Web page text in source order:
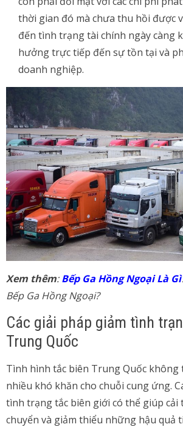
thời gian đó mà chưa thu hồi được
đến tình trạng tài chính ngày càng
hưởng trực tiếp đến sự tồn tại và
doanh nghiệp.
Xem thêm:Bếp Ga Hồng Ngoại Là Gì
Bếp Ga Hồng Ngoại?
Các giải pháp giảm tình
Trung Quốc
Tình hình tắc biên Trung Quốc không
nhiều khó khăn cho chuỗi cung ứng.
tình trạng tắc biên giới có thể giúp cải
chuyển và giảm thiểu những hậu quả